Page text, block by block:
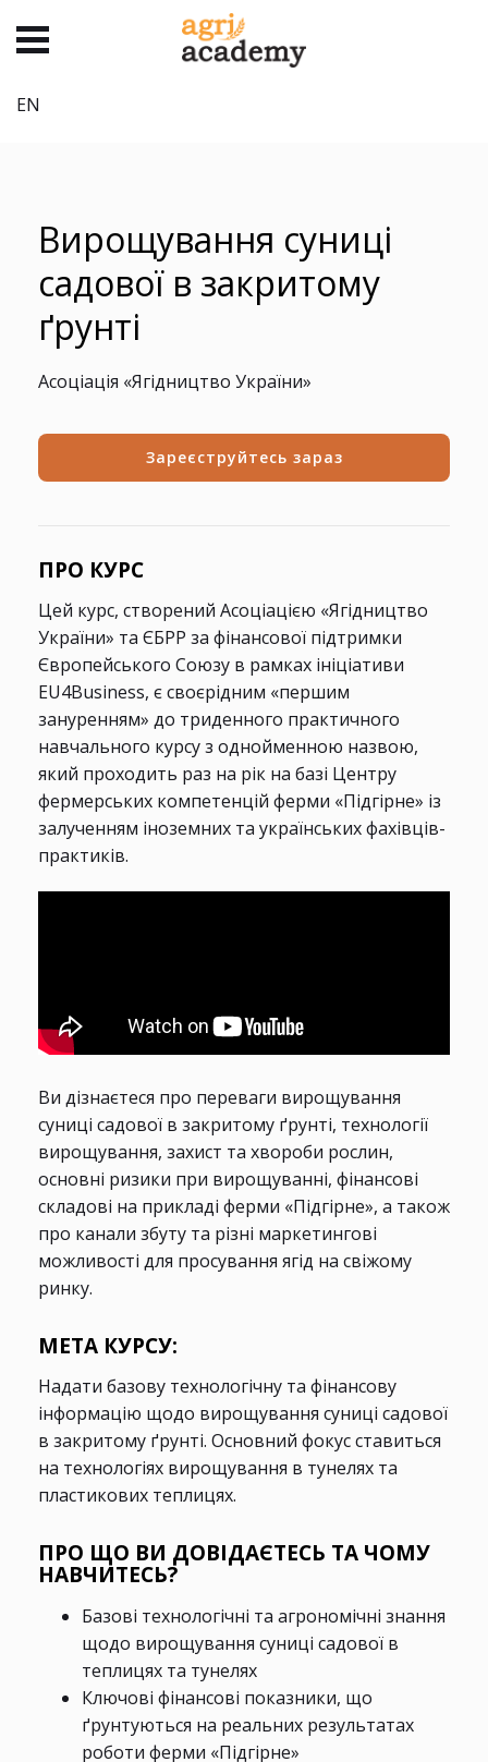
EN
Вирощування суниці
садової в закритому
ґрунті
Асоціація «Ягідництво України»
Зареєструйтесь зараз
ПРО КУРС
Цей курс, створений Асоціацією «Ягідництво
України» та ЄБРР за фінансової підтримки
Європейського Союзу в рамках ініціативи
EU4Business, є своєрідним «першим
зануренням» до триденного практичного
навчального курсу з однойменною назвою,
який проходить раз на рік на базі Центру
фермерських компетенцій ферми «Підгірне» із
залученням іноземних та українських фахівців-
практиків.
Ви дізнаєтеся про переваги вирощування
суниці садової в закритому ґрунті, технології
вирощування, захист та хвороби рослин,
основні ризики при вирощуванні, фінансові
складові на прикладі ферми «Підгірне», а також
про канали збуту та різні маркетингові
можливості для просування ягід на свіжому
ринку.
МЕТА КУРСУ:
Надати базову технологічну та фінансову
інформацію щодо вирощування суниці садової
в закритому ґрунті. Основний фокус ставиться
на технологіях вирощування в тунелях та
пластикових теплицях.
ПРО ЩО ВИ ДОВІДАЄТЕСЬ ТА ЧОМУ
НАВЧИТЕСЬ?
Базові технологічні та агрономічні знання
щодо вирощування суниці садової в
теплицях та тунелях
Ключові фінансові показники, що
ґрунтуються на реальних результатах
роботи ферми «Підгірне»